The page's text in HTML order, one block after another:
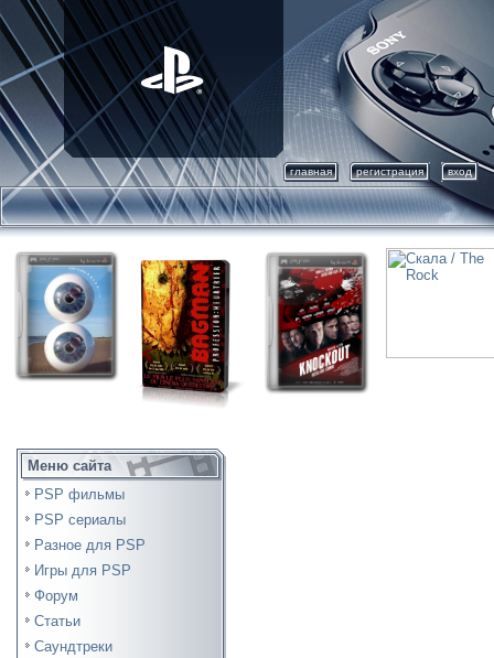
главная регистрация вход
Меню сайта
PSP фильмы
PSP сериалы
Разное для PSP
Игры для PSP
Форум
Статьи
Саундтреки